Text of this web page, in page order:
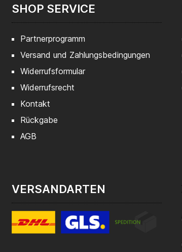
SHOP SERVICE
Partnerprogramm
Versand und Zahlungsbedingungen
Widerrufsformular
Widerrufsrecht
Kontakt
Rückgabe
AGB
VERSANDARTEN